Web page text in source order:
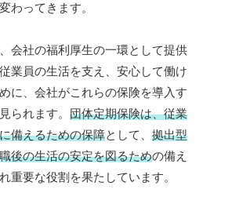
わってきます。
会社の福利厚生の一環として提供
業員の生活を支え、安心して働け
に、会社がこれらの保険を導入す
られます。 団体定期保険は、従業
備えるための保障として、 拠出型
後の生活の安定を図るための備え
重要な役割を果たしています。